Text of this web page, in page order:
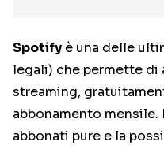
Spotify è una delle
legali) che permette di
streaming,
abbonamento mensile.
abbonati pure e la